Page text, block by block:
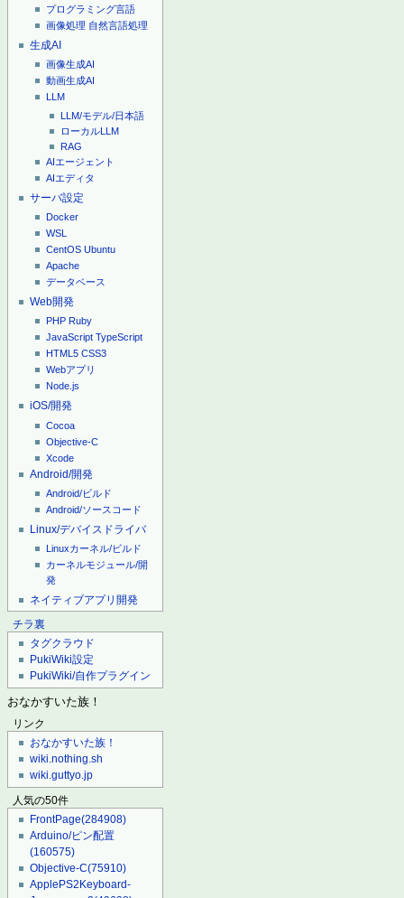
プログラミング言語
画像処理 自然言語処理
生成AI
画像生成AI
動画生成AI
LLM
LLM/モデル/日本語
ローカルLLM
RAG
AIエージェント
AIエディタ
サーバ設定
Docker
WSL
CentOS Ubuntu
Apache
データベース
Web開発
PHP Ruby
JavaScript TypeScript
HTML5 CSS3
Webアプリ
Node.js
iOS/開発
Cocoa
Objective-C
Xcode
Android/開発
Android/ビルド
Android/ソースコード
Linux/デバイスドライバ
Linuxカーネル/ビルド
カーネルモジュール/開
発
ネイティブアプリ開発
チラ裏
タグクラウド
PukiWiki設定
PukiWiki/自作プラグイン
おなかすいた族！
リンク
おなかすいた族！
wiki.nothing.sh
wiki.guttyo.jp
人気の50件
FrontPage(284908)
Arduino/ピン配置
(160575)
Objective-C(75910)
ApplePS2Keyboard-